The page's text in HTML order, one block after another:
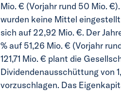
Mio. € (Vorjahr rund 50 Mio.
wurden keine Mittel
sich auf 22,92 Mio. €. Der
% auf 51,26 Mio. € (Vorjahr
121,71 Mio. € plant die
Dividendenausschüttung von
vorzuschlagen. Das